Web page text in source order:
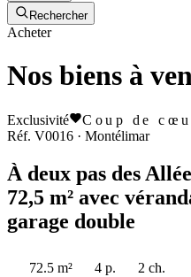
Rechercher
Acheter
Nos biens à
Exclusivité Coup de
Réf. V0016 · Montélimar
À deux pas des
72,5 m² avec
garage double
72.5 m² 4 p.
2 ch.